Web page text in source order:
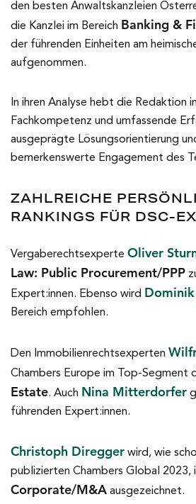
den besten Anwaltskanzleien
die Kanzlei im Bereich Banking &
der führenden Einheiten am
aufgenommen.
In ihren Analyse hebt die Redaktion
Fachkompetenz und umfassende
ausgeprägte Lösungsorientierung
bemerkenswerte Engagement des
ZAHLREICHE
RANKINGS FÜR DSC-
Vergaberechtsexperte Oliver
Law: Public Procurement/PPP
Expert:innen. Ebenso wird
Bereich empfohlen.
Den Immobilienrechtsexperten
Chambers Europe im Top-Segment
Estate. Auch Nina Mitterdorfer
führenden Expert:innen.
Christoph Diregger wird, wie
publizierten Chambers Global 2023,
Corporate/M&A ausgezeichnet.